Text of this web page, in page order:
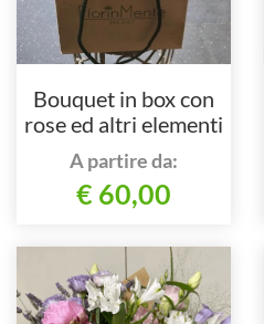
Bouquet in box con
rose ed altri elementi
floreali
A partire da:
€ 60,00